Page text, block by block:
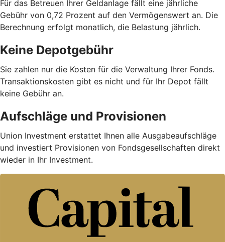
Für das Betreuen Ihrer Geldanlage fällt eine jährliche
Gebühr von 0,72 Prozent auf den Vermögenswert an. Die
Berechnung erfolgt monatlich, die Belastung jährlich.
Keine Depotgebühr
Sie zahlen nur die Kosten für die Verwaltung Ihrer Fonds.
Trans­aktions­kosten gibt es nicht und für Ihr Depot fällt
keine Gebühr an.
Aufschläge und Provisionen
Union Investment erstattet Ihnen alle Ausgabe­auf­schläge
und investiert Provisionen von Fondsgesellschaften direkt
wieder in Ihr Investment.